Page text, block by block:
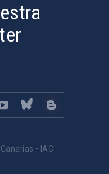
• IAC